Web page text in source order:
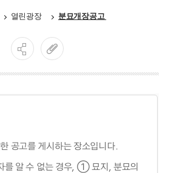
열린광장 분묘개장공고
공고를 게시하는 장소입니다.
를 알 수 없는 경우, ① 묘지, 분묘의